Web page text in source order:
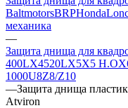
BaltmotorsBRPHonda
механика
—
Защита днища для
400LX4520LX5X5 H.O
1000U8Z8/Z10
—Защита днища
Atviron